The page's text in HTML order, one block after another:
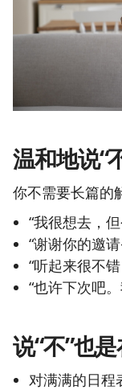
温和地说“
你不需要长篇的
“我很想去，
“谢谢你的邀
“听起来很不
“也许下次吧
说“不”也
对满满的日程